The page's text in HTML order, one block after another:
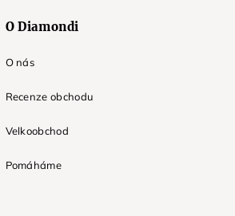
O Diamondi
O nás
Recenze obchodu
Velkoobchod
Pomáháme